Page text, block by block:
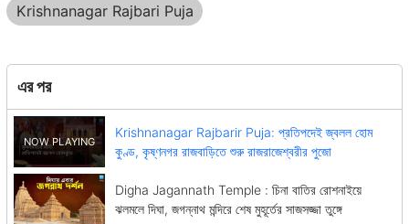
Krishnanagar Rajbari Puja
এর পর
Krishnanagar Rajbarir Puja: প্রতিপদেই জ্বলল হোম
কুণ্ড, কৃষ্ণনগর রাজবাড়িতে শুরু রাজরাজেশ্বরীর পুজো
Digha Jagannath Temple : চিনা বাতির রোশনাইয়ে
ঝলমলে দিঘা, জগন্নাথ মন্দিরে শেষ মুহূর্তের সাজসজ্জা তুঙ্গে